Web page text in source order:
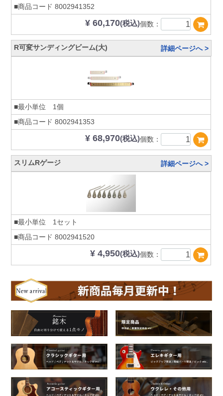
■商品コード 8002941352
¥ 60,170(税込)個数：
R可変サンディングビーム(大) 詳細ページへ >
■最小単位 1個
■商品コード 8002941353
¥ 68,970(税込)個数：
スリムRゲージ 詳細ページへ >
■最小単位 1セット
■商品コード 8002941520
¥ 4,950(税込)個数：